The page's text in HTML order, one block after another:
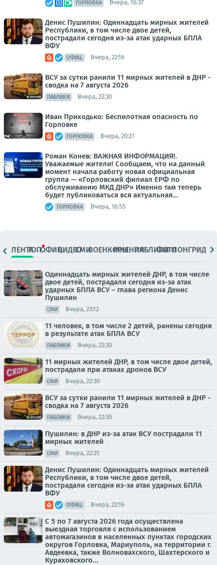
ГОРЛОВКА Вчера, 16:37
Денис Пушилин: Одиннадцать мирных жителей
Республики, в том числе двое детей,
пострадали сегодня из-за атак ударных БПЛА
ВФУ
ОФИЦ. Вчера, 22:16
ВСУ за сутки ранили 11 мирных жителей в ДНР -
сводка на 7 августа 2026
ПАБЛИКИ Вчера, 22:30
Иван Приходько: Беспилотная опасность по
Горловке
ГОРЛОВКА Вчера, 20:27
Роман Конев: ВАЖНАЯ ИНФОРМАЦИЯ!.
Уважаемые жители! Сообщаем, что на данный
момент начала работу новая официальная
группа — «Горловский филиал ЕРФ по
обслуживанию МКД ДНР» Именно там теперь
будет публиковаться вся актуальная...
ГОРЛОВКА Вчера, 16:55
ЛЕНТАТОПОФИЦ.ВИДЕОСМИВОЕНКОРЫМНЕНИЯПАБЛИКИ
ФОТОЛОНГРИДЫ
Одиннадцать мирных жителей ДНР, в том числе
двое детей, пострадали сегодня из-за атак
ударных БПЛА ВСУ – глава региона Денис
Пушилин
СМИ Вчера, 23:12
11 человек, в том числе 2 детей, ранены сегодня
в результате атак БПЛА ВСУ
ПАБЛИКИ Вчера, 22:30
11 мирных жителей ДНР, в том числе двое детей,
пострадали при атаках дронов ВСУ
СМИ Вчера, 22:30
ВСУ за сутки ранили 11 мирных жителей в ДНР -
сводка на 7 августа 2026
ПАБЛИКИ Вчера, 22:30
Пушилин: в ДНР из-за атак ВСУ пострадали 11
мирных жителей
СМИ Вчера, 22:25
Денис Пушилин: Одиннадцать мирных жителей
Республики, в том числе двое детей,
пострадали сегодня из-за атак ударных БПЛА
ВФУ
ОФИЦ. Вчера, 22:16
С 5 по 7 августа 2026 года осуществлена
выездная торговля с использованием
автомагазинов в населенных пунктах городских
округов Горловка, Мариуполь, на территории г.
Авдеевка, также Волновахского, Шахтерского и
Кураховского...